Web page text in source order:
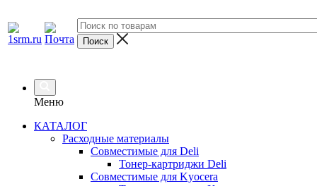
Меню
КАТАЛОГ
Расходные материалы
Совместимые для Deli
Тонер-картриджи Deli
Совместимые для Kyocera